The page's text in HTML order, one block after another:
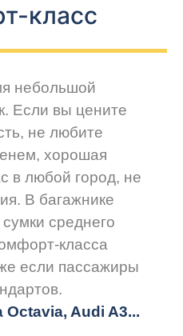
класс
небольшой
Если вы цените
не любите
хорошая
в любой город, не
В багажнике
среднего
класса
если пассажиры
Audi A3...